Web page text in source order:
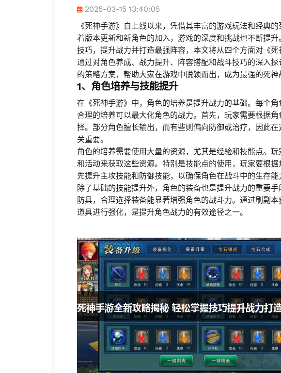
2025-03-15 13:40:05
《死神手游》自上线以来，凭借其丰富的游戏玩法和经典
着版本更新和新角色的加入，游戏的深度和挑战也不断提
技巧，提升战力并打造最强阵容，本文将从四个方面对《死
通过对角色养成、战力提升、阵容搭配和战斗技巧的深入
的策略方案，帮助大家在游戏中脱颖而出，成为最强的死神
1、角色培养与技能提升
在《死神手游》中，角色的培养是提升战力的基础。每个
合理的培养可以最大化角色的战力。首先，玩家需要根据
择。部分角色擅长输出，而有些则偏向防御或治疗，因此
关重要。
角色的培养需要使用大量的资源，尤其是经验和技能点。
和活动来获取这些资源。特别是技能点的使用，玩家要根
先提升主攻技能和防御技能，以确保角色在战斗中的生存能
除了基础的技能提升外，角色的装备也是提升战力的重要
防具，合理选择装备能显著增强角色的战斗力。通过刷副
道具进行强化，是提升角色战力的有效途径之一。